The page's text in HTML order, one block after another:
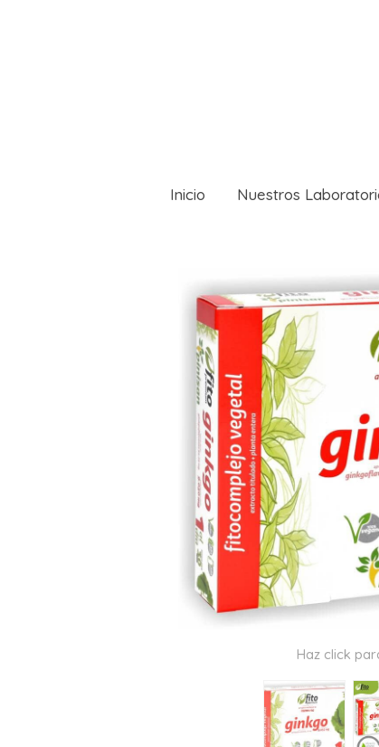
Inicio Nuestros
Haz click